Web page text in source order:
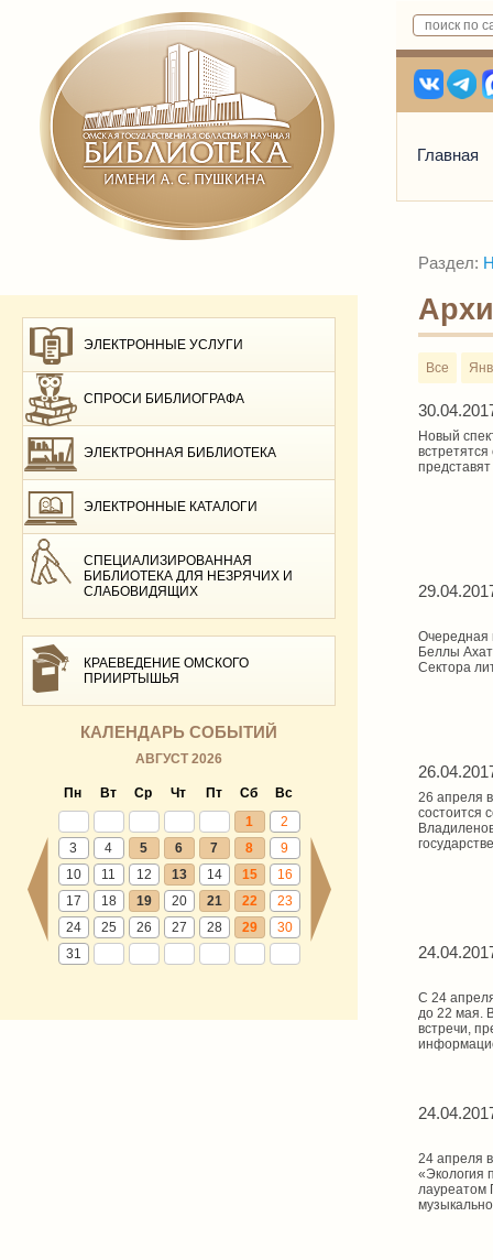
Главная
ЭЛЕКТРОННЫЕ УСЛУГИ
СПРОСИ БИБЛИОГРАФА
ЭЛЕКТРОННАЯ БИБЛИОТЕКА
ЭЛЕКТРОННЫЕ КАТАЛОГИ
СПЕЦИАЛИЗИРОВАННАЯ
БИБЛИОТЕКА ДЛЯ НЕЗРЯЧИХ И
СЛАБОВИДЯЩИХ
КРАЕВЕДЕНИЕ ОМСКОГО
ПРИИРТЫШЬЯ
КАЛЕНДАРЬ СОБЫТИЙ
АВГУСТ 2026
Пн Вт Ср Чт Пт Сб
Вс
1
2
3
4 5 6 7 8
9
10
11 12 13 14 15
16
17
18 19 20 21 22
23
24
25 26 27 28 29
30
31
Раздел:
Все
Новый
Очередная
Беллы
Сектора
26 апреля
состоится
С 24
до 22 мая.
встречи,
24 апреля
«Экология
лауреатом